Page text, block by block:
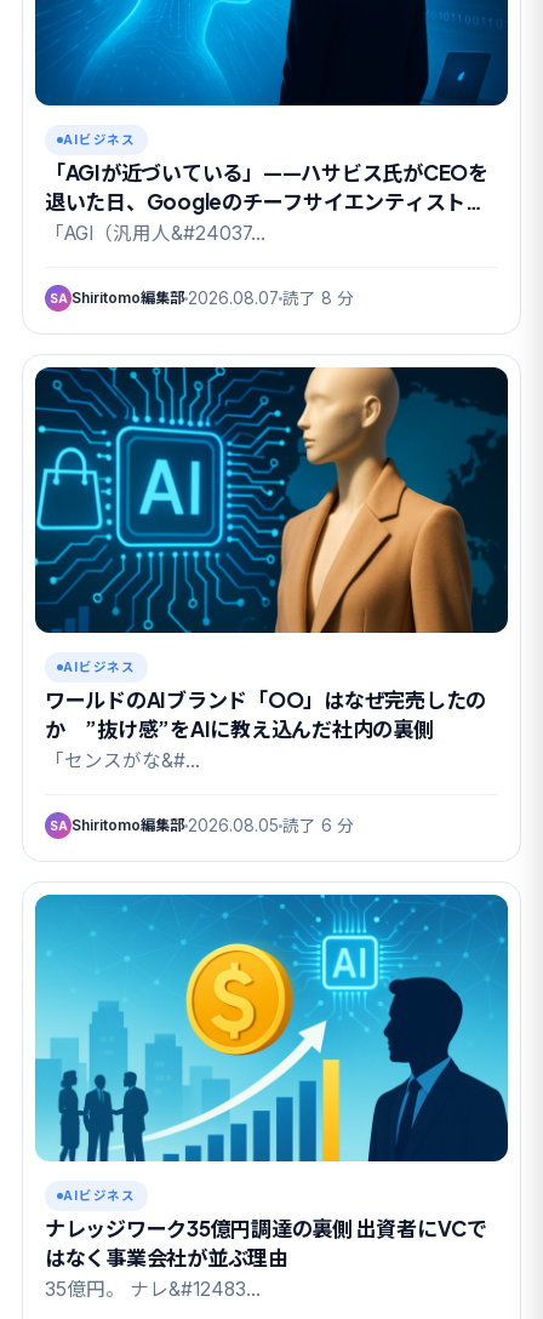
AIビジネス
「AGIが近づいている」——ハサビス氏がCEOを
退いた日、Googleのチーフサイエンティストも
去った
「AGI（汎用人&#24037…
SA Shiritomo編集部 2026.08.07 読了 8 分
AIビジネス
ワールドのAIブランド「OO」はなぜ完売したの
か ”抜け感”をAIに教え込んだ社内の裏側
「センスがな&#…
SA Shiritomo編集部 2026.08.05 読了 6 分
AIビジネス
ナレッジワーク35億円調達の裏側 出資者にVCで
はなく事業会社が並ぶ理由
35億円。 ナレ&#12483…